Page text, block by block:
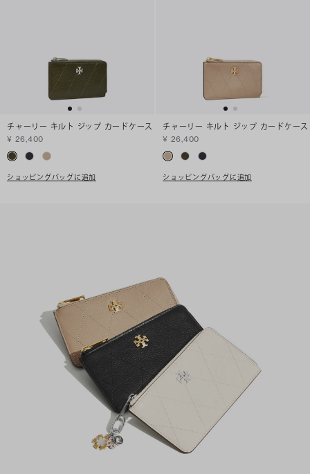
チャーリー キルト ジップ カードケース
¥ 26,400
ショッピングバッグに追加
チャーリー キルト ジップ カードケース
¥ 26,400
ショッピングバッグに追加